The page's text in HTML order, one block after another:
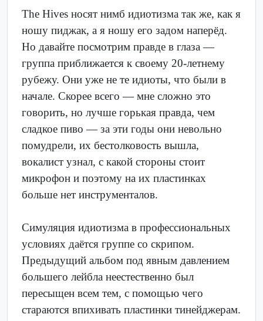
The Hives носят нимб идиотизма так же, как я
ношу пиджак, а я ношу его задом наперёд.
Но давайте посмотрим правде в глаза —
группа приближается к своему 20-летнему
рубежу. Они уже не те идиоты, что были в
начале. Скорее всего — мне сложно это
говорить, но лучше горькая правда, чем
сладкое пиво — за эти годы они невольно
помудрели, их бестолковость вышла,
вокалист узнал, с какой стороны стоит
микрофон и поэтому на их пластинках
больше нет инструменталов.
Симуляция идиотизма в профессиональных
условиях даётся группе со скрипом.
Предыдущий альбом под явным давлением
большего лейбла неестественно был
пересыщен всем тем, с помощью чего
стараются впихивать пластинки тинейджерам.